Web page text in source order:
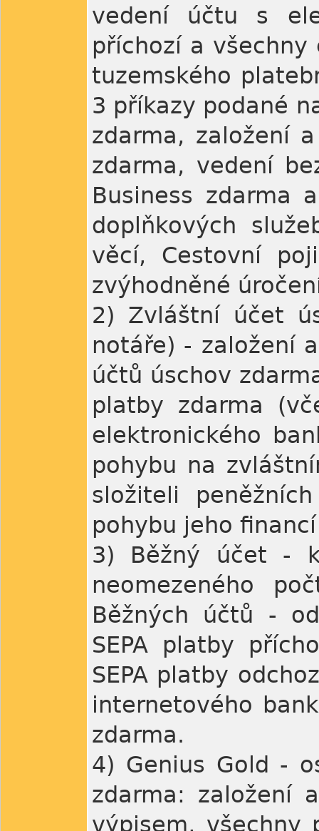
vedení účtu s
příchozí a
tuzemského
3 příkazy podané
zdarma, založení
zdarma, vedení
Business zdarma
doplňkových
věcí, Cestovní
zvýhodněné
2) Zvláštní účet
notáře) - založení
účtů úschov
platby zdarma
elektronického
pohybu na
složiteli
pohybu jeho
3) Běžný účet -
neomezeného
Běžných účtů -
SEPA platby
SEPA platby
internetového
zdarma.
4) Genius Gold -
zdarma: založení
výpisem, všechny